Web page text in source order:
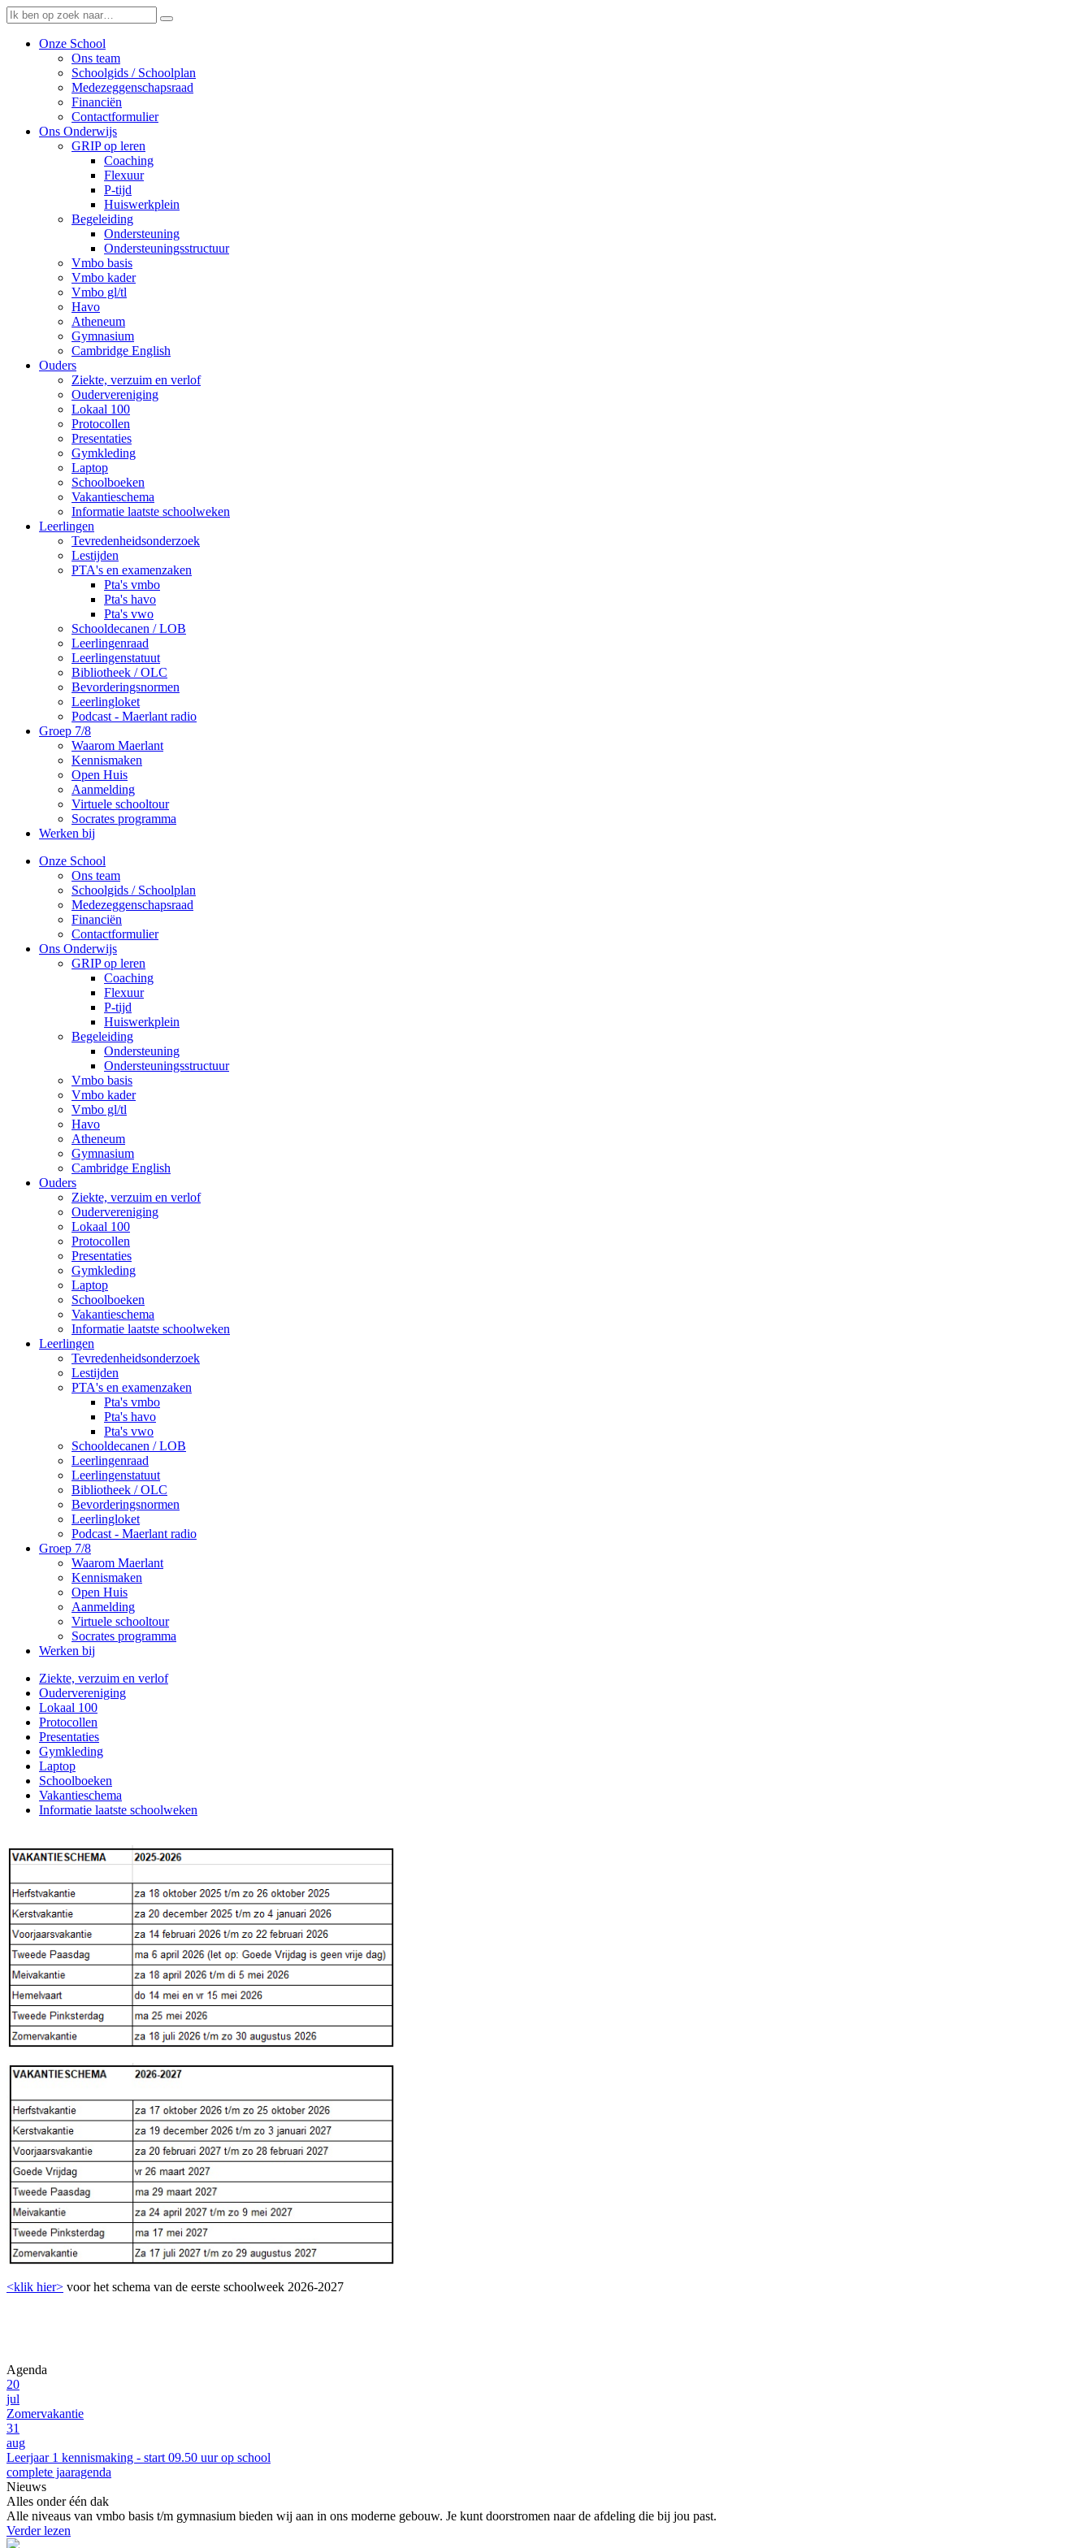
Onze School
Ons team
Schoolgids / Schoolplan
Medezeggenschapsraad
Financiën
Contactformulier
Ons Onderwijs
GRIP op leren
Coaching
Flexuur
P-tijd
Huiswerkplein
Begeleiding
Ondersteuning
Ondersteuningsstructuur
Vmbo basis
Vmbo kader
Vmbo gl/tl
Havo
Atheneum
Gymnasium
Cambridge English
Ouders
Ziekte, verzuim en verlof
Oudervereniging
Lokaal 100
Protocollen
Presentaties
Gymkleding
Laptop
Schoolboeken
Vakantieschema
Informatie laatste schoolweken
Leerlingen
Tevredenheidsonderzoek
Lestijden
PTA's en examenzaken
Pta's vmbo
Pta's havo
Pta's vwo
Schooldecanen / LOB
Leerlingenraad
Leerlingenstatuut
Bibliotheek / OLC
Bevorderingsnormen
Leerlingloket
Podcast - Maerlant radio
Groep 7/8
Waarom Maerlant
Kennismaken
Open Huis
Aanmelding
Virtuele schooltour
Socrates programma
Werken bij
Onze School
Ons team
Schoolgids / Schoolplan
Medezeggenschapsraad
Financiën
Contactformulier
Ons Onderwijs
GRIP op leren
Coaching
Flexuur
P-tijd
Huiswerkplein
Begeleiding
Ondersteuning
Ondersteuningsstructuur
Vmbo basis
Vmbo kader
Vmbo gl/tl
Havo
Atheneum
Gymnasium
Cambridge English
Ouders
Ziekte, verzuim en verlof
Oudervereniging
Lokaal 100
Protocollen
Presentaties
Gymkleding
Laptop
Schoolboeken
Vakantieschema
Informatie laatste schoolweken
Leerlingen
Tevredenheidsonderzoek
Lestijden
PTA's en examenzaken
Pta's vmbo
Pta's havo
Pta's vwo
Schooldecanen / LOB
Leerlingenraad
Leerlingenstatuut
Bibliotheek / OLC
Bevorderingsnormen
Leerlingloket
Podcast - Maerlant radio
Groep 7/8
Waarom Maerlant
Kennismaken
Open Huis
Aanmelding
Virtuele schooltour
Socrates programma
Werken bij
Ziekte, verzuim en verlof
Oudervereniging
Lokaal 100
Protocollen
Presentaties
Gymkleding
Laptop
Schoolboeken
Vakantieschema
Informatie laatste schoolweken
<klik hier> voor het schema van de eerste schoolweek 2026-2027
Agenda
20
jul
Zomervakantie
31
aug
Leerjaar 1 kennismaking - start 09.50 uur op school
complete jaaragenda
Nieuws
Alles onder één dak
Alle niveaus van vmbo basis t/m gymnasium bieden wij aan in ons moderne gebouw. Je kunt doorstromen naar de afdeling die bij jou past.
Verder lezen